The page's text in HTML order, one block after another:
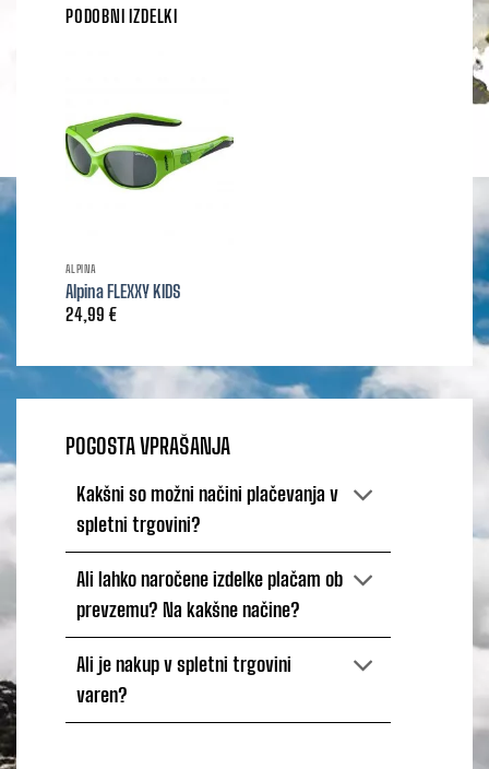
PODOBNI IZDELKI
ALPINA
Alpina FLEXXY KIDS
24,99 €
POGOSTA VPRAŠANJA
Kakšni so možni načini plačevanja v
spletni trgovini?
Ali lahko naročene izdelke plačam ob
prevzemu? Na kakšne načine?
Ali je nakup v spletni trgovini
varen?